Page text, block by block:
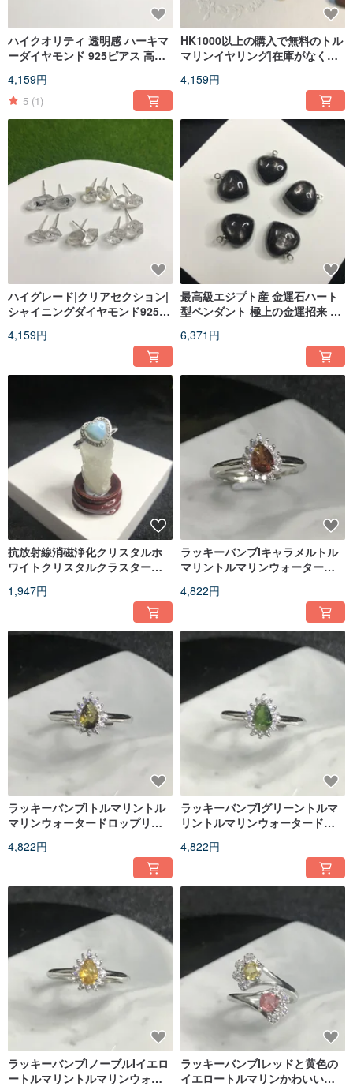
ハイクオリティ 透明感 ハーキマ
ーダイヤモンド 925ピアス 高周
4,159円
5 (1)
HK1000以上の購入で無料のトル
マリンイヤリング|在庫がなくな
4,159円
ハイグレード|クリアセクション|
シャイニングダイヤモンド925イ
4,159円
最高級エジプト産 金運石ハート
型ペンダント 極上の金運招来 邪
6,371円
抗放射線消磁浄化クリスタルホ
ワイトクリスタルクラスターク
品バレンタインデーの誕生日ギ
1,947円
ラッキーバンブIキャラメルトル
マリントルマリンウォータード
フトI石
4,822円
ラッキーバンブIトルマリントル
マリンウォータードロップリン
4,822円
ラッキーバンブIグリーントルマ
リントルマリンウォータードロ
トI石
4,822円
ラッキーバンブIノーブルIイエロ
ートルマリントルマリンウォー
ラッキーバンブIレッドと黄色の
イエロートルマリンかわいい猫